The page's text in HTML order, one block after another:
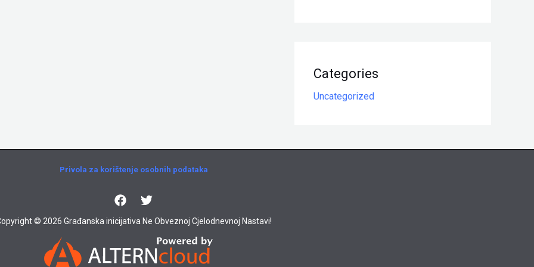
Categories
Uncategorized
Privola za korištenje osobnih podataka
© 2026 Građanska inicijativa Ne Obveznoj Cjelodnevnoj Nastavi!